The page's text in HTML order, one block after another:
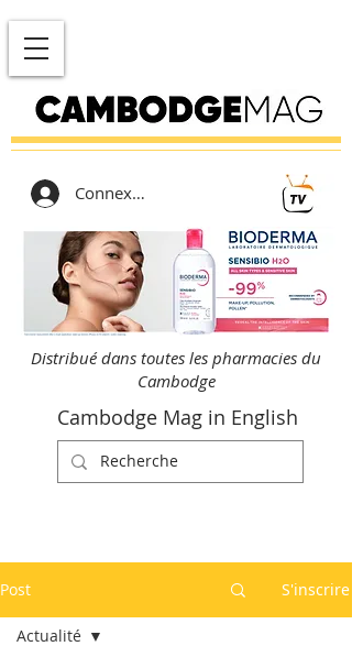
Connexion
Distribué dans toutes les pharmacies du
Cambodge
Cambodge Mag in English
Post S'inscrire
Actualité